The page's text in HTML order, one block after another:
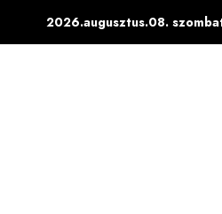
2026.augusztus.08.